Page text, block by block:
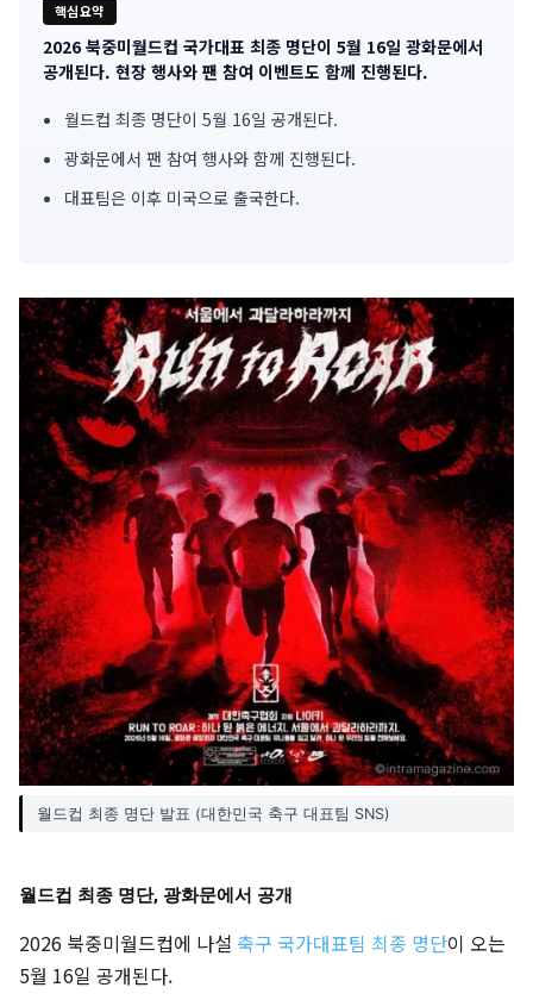
핵심요약
기
심
2026 북중미월드컵 국가대표 최종 명단이 5월 16일 광화문에서
공개된다. 현장 행사와 팬 참여 이벤트도 함께 진행된다.
월드컵 최종 명단이 5월 16일 공개된다.
광화문에서 팬 참여 행사와 함께 진행된다.
대표팀은 이후 미국으로 출국한다.
월드컵 최종 명단 발표 (대한민국 축구 대표팀 SNS)
월드컵 최종 명단, 광화문에서 공개
2026 북중미월드컵에 나설 축구 국가대표팀 최종 명단이 오는
5월 16일 공개된다.